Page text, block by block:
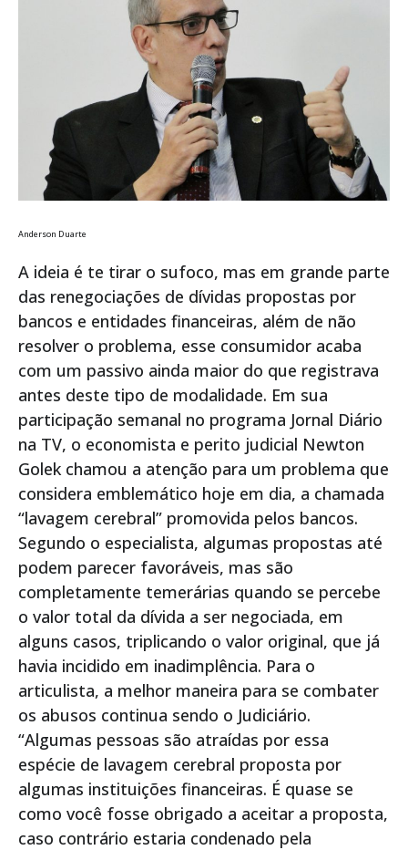
Anderson Duarte
A ideia é te tirar o sufoco, mas em grande parte
das renegociações de dívidas propostas por
bancos e entidades financeiras, além de não
resolver o problema, esse consumidor acaba
com um passivo ainda maior do que registrava
antes deste tipo de modalidade. Em sua
participação semanal no programa Jornal Diário
na TV, o economista e perito judicial Newton
Golek chamou a atenção para um problema que
considera emblemático hoje em dia, a chamada
“lavagem cerebral” promovida pelos bancos.
Segundo o especialista, algumas propostas até
podem parecer favoráveis, mas são
completamente temerárias quando se percebe
o valor total da dívida a ser negociada, em
alguns casos, triplicando o valor original, que já
havia incidido em inadimplência. Para o
articulista, a melhor maneira para se combater
os abusos continua sendo o Judiciário.
“Algumas pessoas são atraídas por essa
espécie de lavagem cerebral proposta por
algumas instituições financeiras. É quase se
como você fosse obrigado a aceitar a proposta,
caso contrário estaria condenado pela